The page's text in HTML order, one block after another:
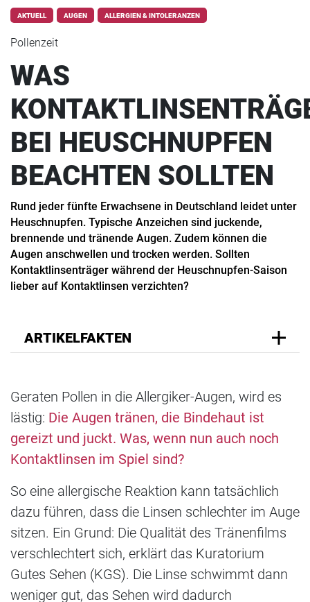
AKTUELL AUGEN ALLERGIEN & INTOLERANZEN
Pollenzeit
WAS
BEI HEUSCHNUPFEN
BEACHTEN SOLLTEN
Rund jeder fünfte Erwachsene in Deutschland leidet unter
Heuschnupfen. Typische Anzeichen sind juckende,
brennende und tränende Augen. Zudem können die
Augen anschwellen und trocken werden. Sollten
Kontaktlinsenträger während der Heuschnupfen-Saison
lieber auf Kontaktlinsen verzichten?
ARTIKELFAKTEN
Geraten Pollen in die Allergiker-Augen, wird es
lästig: Die Augen tränen, die Bindehaut ist
gereizt und juckt. Was, wenn nun auch noch
Kontaktlinsen im Spiel sind?
So eine allergische Reaktion kann tatsächlich
dazu führen, dass die Linsen schlechter im Auge
sitzen. Ein Grund: Die Qualität des Tränenfilms
verschlechtert sich, erklärt das Kuratorium
Gutes Sehen (KGS). Die Linse schwimmt dann
weniger gut, das Sehen wird dadurch